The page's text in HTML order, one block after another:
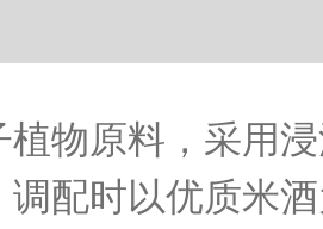
植物原料，采用
调配时以优质米